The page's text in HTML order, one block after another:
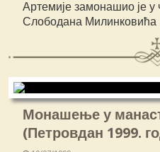
Артемије замонашио је
Слободана
Монашење у
(Петровдан 1999.